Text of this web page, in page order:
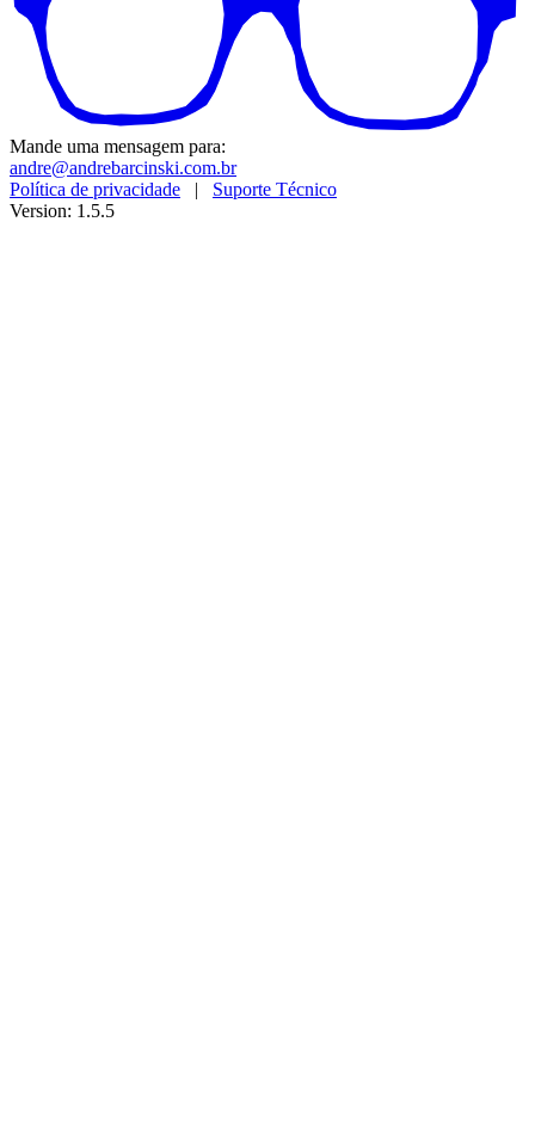
Mande uma mensagem para:
andre@andrebarcinski.com.br
Política de privacidade | Suporte Técnico
Version: 1.5.5